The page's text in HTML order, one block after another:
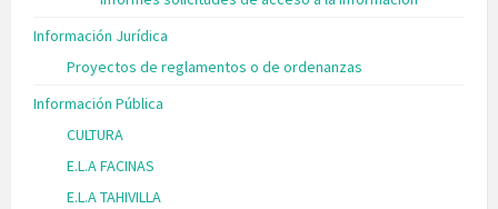
Información Jurídica
Proyectos de reglamentos o de ordenanzas
Información Pública
CULTURA
E.L.A FACINAS
E.L.A TAHIVILLA